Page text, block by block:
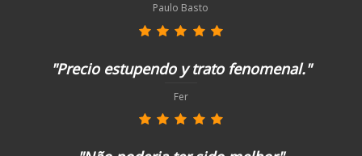
Paulo Basto
"Precio estupendo y trato fenomenal."
Fer